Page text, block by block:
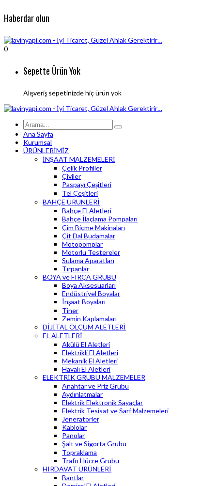
Haberdar olun
0
Sepette Ürün Yok
Alışveriş sepetinizde hiç ürün yok
Ana Sayfa
Kurumsal
ÜRÜNLERİMİZ
İNŞAAT MALZEMELERİ
Çelik Profiller
Çiviler
Paspayı Çeşitleri
Tel Çeşitleri
BAHÇE ÜRÜNLERİ
Bahçe El Aletleri
Bahçe İlaçlama Pompaları
Çim Biçme Makinaları
Çit Dal Budamalar
Motopomplar
Motorlu Testereler
Sulama Aparatları
Tırpanlar
BOYA ve FIRÇA GRUBU
Boya Aksesuarları
Endüstriyel Boyalar
İnşaat Boyaları
Tiner
Zemin Kaplamaları
DİJİTAL ÖLÇÜM ALETLERİ
EL ALETLERİ
Akülü El Aletleri
Elektrikli El Aletleri
Mekanik El Aletleri
Havalı El Aletleri
ELEKTRİK GRUBU MALZEMELER
Anahtar ve Priz Grubu
Aydınlatmalar
Elektrik Elektronik Sayaçlar
Elektrik Tesisat ve Sarf Malzemeleri
Jeneratörler
Kablolar
Panolar
Şalt ve Sigorta Grubu
Topraklama
Trafo Hücre Grubu
HIRDAVAT ÜRÜNLERİ
Bantlar